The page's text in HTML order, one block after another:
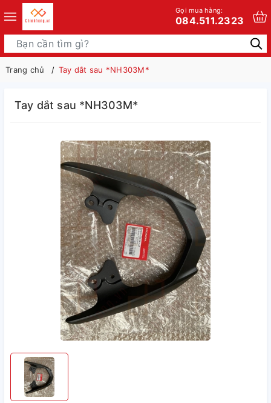
Gọi mua hàng:
084.511.2323
Trang chủ Tay dắt sau *NH303M*
Tay dắt sau *NH303M*